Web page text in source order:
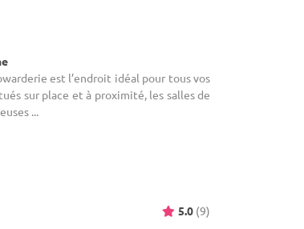
est l’endroit idéal pour tous vos
sur place et à proximité, les salles de
...
5.0 (9)